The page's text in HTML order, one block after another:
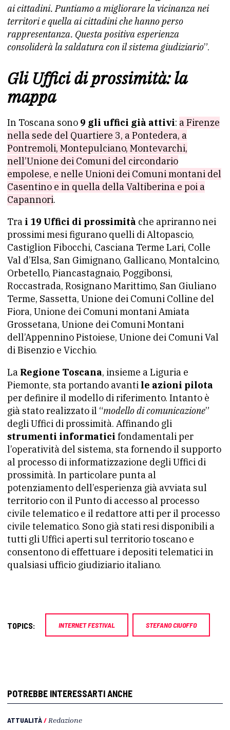
ai cittadini. Puntiamo a migliorare la vicinanza nei
territori e quella ai cittadini che hanno perso
rappresentanza. Questa positiva esperienza
consoliderà la saldatura con il sistema giudiziario”.
Gli Uffici di prossimità: la
mappa
In Toscana sono 9 gli uffici già attivi: a Firenze
nella sede del Quartiere 3, a Pontedera, a
Pontremoli, Montepulciano, Montevarchi,
nell’Unione dei Comuni del circondario
empolese, e nelle Unioni dei Comuni montani del
Casentino e in quella della Valtiberina e poi a
Capannori.
Tra i 19 Uffici di prossimità che apriranno nei
prossimi mesi figurano quelli di Altopascio,
Castiglion Fibocchi, Casciana Terme Lari, Colle
Val d’Elsa, San Gimignano, Gallicano, Montalcino,
Orbetello, Piancastagnaio, Poggibonsi,
Roccastrada, Rosignano Marittimo, San Giuliano
Terme, Sassetta, Unione dei Comuni Colline del
Fiora, Unione dei Comuni montani Amiata
Grossetana, Unione dei Comuni Montani
dell’Appennino Pistoiese, Unione dei Comuni Val
di Bisenzio e Vicchio.
La Regione Toscana, insieme a Liguria e
Piemonte, sta portando avanti le azioni pilota
per definire il modello di riferimento. Intanto è
già stato realizzato il “modello di comunicazione”
degli Uffici di prossimità. Affinando gli
strumenti informatici fondamentali per
l’operatività del sistema, sta fornendo il supporto
al processo di informatizzazione degli Uffici di
prossimità. In particolare punta al
potenziamento dell’esperienza già avviata sul
territorio con il Punto di accesso al processo
civile telematico e il redattore atti per il processo
civile telematico. Sono già stati resi disponibili a
tutti gli Uffici aperti sul territorio toscano e
consentono di effettuare i depositi telematici in
qualsiasi ufficio giudiziario italiano.
TOPICS: INTERNET FESTIVAL STEFANO CIUOFFO
POTREBBE INTERESSARTI ANCHE
ATTUALITÀ/ Redazione